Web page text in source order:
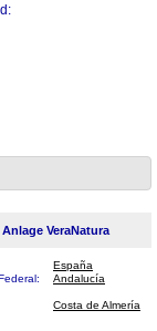
VeraNatura
España
Andalucía
Costa de Almería